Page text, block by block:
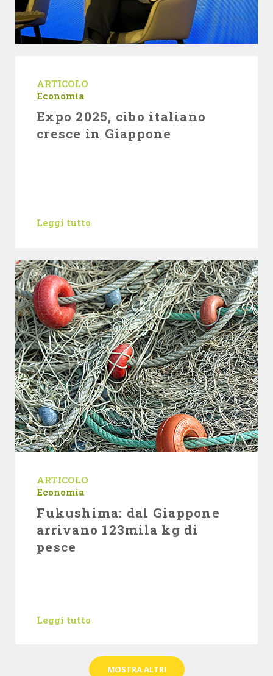
ARTICOLO
Economia
Expo 2025, cibo italiano
cresce in Giappone
Leggi tutto
ARTICOLO
Economia
Fukushima: dal Giappone
arrivano 123mila kg di
pesce
Leggi tutto
MOSTRA ALTRI